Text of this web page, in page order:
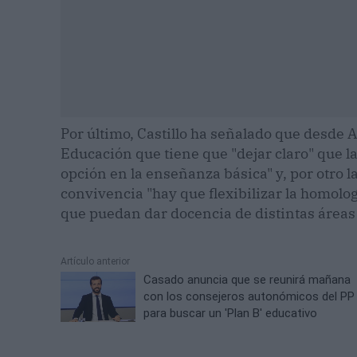
Por último, Castillo ha señalado que desde
Educación que tiene que "dejar claro" que
opción en la enseñanza básica" y, por otro
convivencia "hay que flexibilizar la
que puedan dar docencia de distintas
Artículo anterior
Casado anuncia que se reunirá mañana
con los consejeros autonómicos del PP
para buscar un 'Plan B' educativo